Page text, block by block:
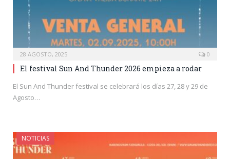
28 AGOSTO, 2025 0
El festival Sun And Thunder 2026 empieza a rodar
El Sun And Thunder festival se celebrará los días 27, 28 y 29 de
Agosto…
NOTICIAS